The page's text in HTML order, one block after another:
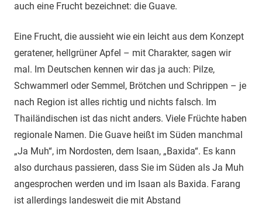
auch eine Frucht bezeichnet: die Guave.
Eine Frucht, die aussieht wie ein leicht aus dem Konzept
geratener, hellgrüner Apfel – mit Charakter, sagen wir
mal. Im Deutschen kennen wir das ja auch: Pilze,
Schwammerl oder Semmel, Brötchen und Schrippen – je
nach Region ist alles richtig und nichts falsch. Im
Thailändischen ist das nicht anders. Viele Früchte haben
regionale Namen. Die Guave heißt im Süden manchmal
„Ja Muh“, im Nordosten, dem Isaan, „Baxida“. Es kann
also durchaus passieren, dass Sie im Süden als Ja Muh
angesprochen werden und im Isaan als Baxida. Farang
ist allerdings landesweit die mit Abstand